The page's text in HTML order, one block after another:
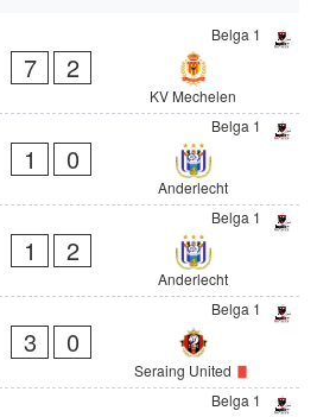
Belga 1
7 2
KV Mechelen
Belga 1
1 0
Anderlecht
Belga 1
1 2
Anderlecht
Belga 1
3 0
Seraing United
Belga 1